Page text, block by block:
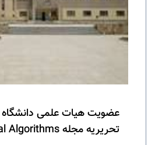
عضویت هیات علمی
تحریریه مجله Numerical Algorithms